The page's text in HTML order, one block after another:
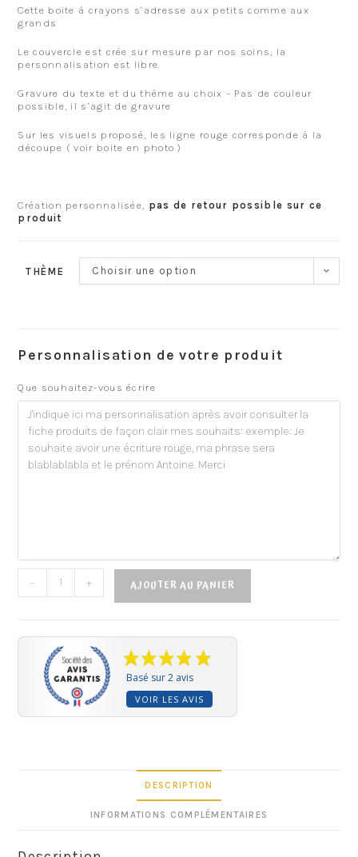
Cette boite à crayons s’adresse aux petits comme aux
grands
Le couvercle est crée sur mesure par nos soins, la
personnalisation est libre.
Gravure du texte et du thème au choix – Pas de couleur
possible, il s’agit de gravure
Sur les visuels proposé, les ligne rouge corresponde à la
découpe ( voir boite en photo )
Création personnalisée, pas de retour possible sur ce
produit
THÈME Choisir une option
Personnalisation de votre produit
Que souhaitez-vous écrire
- + AJOUTER AU PANIER
Basé sur 2 avis
VOIR LES AVIS
DESCRIPTION
INFORMATIONS COMPLÉMENTAIRES